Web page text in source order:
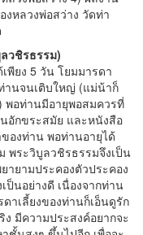
หลวงพ่อสว่าง วัดท่า
วชิรธรรม)
ยง 5 วัน โยมมารดา
านจนเติบใหญ่ (แม่น้าก็
พอท่านมีอายุพอสมควรที่
นอักขระสมัย และหนังสือ
องท่าน พอท่านอายุได้
พระวิบูลวชิรธรรมจึงเป็น
ายามประคองตัวประคอง
ป็นอย่างดี เนื่องจากท่าน
าเลี้ยงของท่านก็เอ็นดูรัก
มีความประสงค์อยากจะ